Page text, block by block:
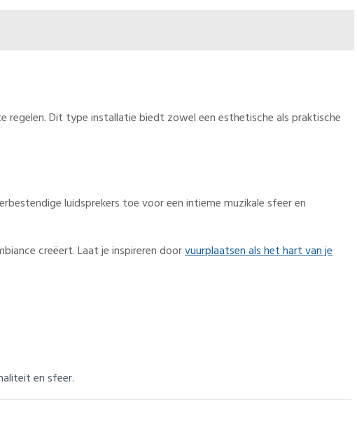
regelen. Dit type installatie biedt zowel een esthetische als praktische
luidsprekers toe voor een intieme muzikale sfeer en
creëert. Laat je inspireren doorvuurplaatsen als het hart van je
en sfeer.